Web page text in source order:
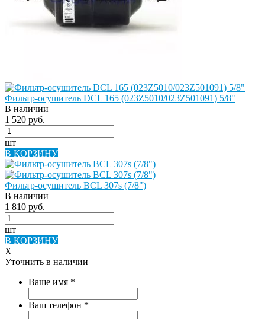
Фильтр-осушитель DCL 165 (023Z5010/023Z501091) 5/8"
В наличии
1 520 руб.
шт
В КОРЗИНУ
Фильтр-осушитель BCL 307s (7/8")
В наличии
1 810 руб.
шт
В КОРЗИНУ
X
Уточнить в наличии
Ваше имя *
Ваш телефон *